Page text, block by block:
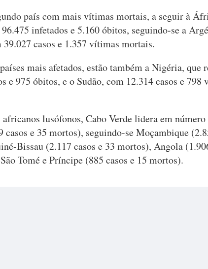
país com mais vítimas mortais, a seguir à
infetados e 5.160 óbitos, seguindo-se a
casos e 1.357 vítimas mortais.
mais afetados, estão também a Nigéria, que
e 975 óbitos, e o Sudão, com 12.314 casos e 798
lusófonos, Cabo Verde lidera em número
casos e 35 mortos), seguindo-se Moçambique
Bissau (2.117 casos e 33 mortos), Angola
Tomé e Príncipe (885 casos e 15 mortos).